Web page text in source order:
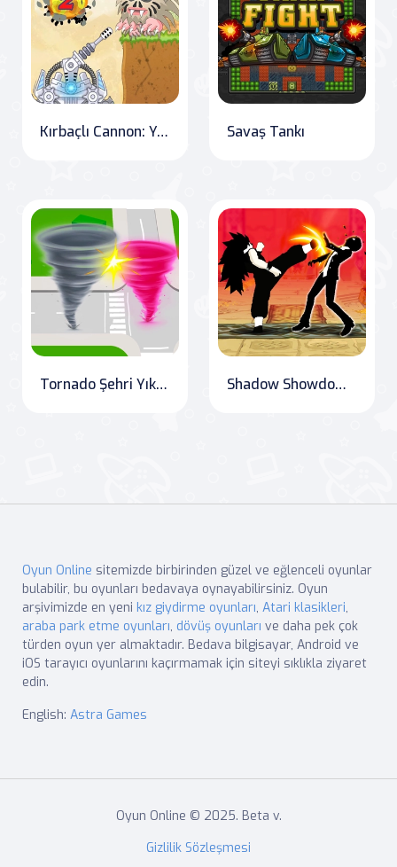
Kırbaçlı Cannon: Yeni Seviyeler Savaş Tankı
Tornado Şehri Yık" Translation: "Tornado City Destruction Shadow Showdown: Champion Clash
Oyun Online sitemizde birbirinden güzel ve eğlenceli oyunlar
bulabilir, bu oyunları bedavaya oynayabilirsiniz. Oyun
arşivimizde en yeni kız giydirme oyunları, Atari klasikleri,
araba park etme oyunları, dövüş oyunları ve daha pek çok
türden oyun yer almaktadır. Bedava bilgisayar, Android ve
iOS tarayıcı oyunlarını kaçırmamak için siteyi sıklıkla ziyaret
edin.
English: Astra Games
Oyun Online © 2025. Beta v.
Gizlilik Sözleşmesi